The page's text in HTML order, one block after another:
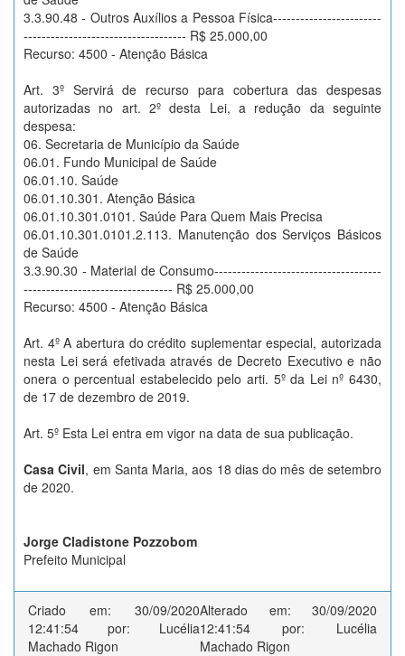
3.3.90.48 - Outros Auxílios a Pessoa Física------------------------
------------------------------------ R$ 25.000,00
Recurso: 4500 - Atenção Básica
Art. 3º Servirá de recurso para cobertura das despesas
autorizadas no art. 2º desta Lei, a redução da seguinte
despesa:
06. Secretaria de Município da Saúde
06.01. Fundo Municipal de Saúde
06.01.10. Saúde
06.01.10.301. Atenção Básica
06.01.10.301.0101. Saúde Para Quem Mais Precisa
06.01.10.301.0101.2.113. Manutenção dos Serviços Básicos
de Saúde
3.3.90.30 - Material de Consumo-------------------------------------
--------------------------------- R$ 25.000,00
Recurso: 4500 - Atenção Básica
Art. 4º A abertura do crédito suplementar especial, autorizada
nesta Lei será efetivada através de Decreto Executivo e não
onera o percentual estabelecido pelo arti. 5º da Lei nº 6430,
de 17 de dezembro de 2019.
Art. 5º Esta Lei entra em vigor na data de sua publicação.
Casa Civil, em Santa Maria, aos 18 dias do mês de setembro
de 2020.
Jorge Cladistone Pozzobom
Prefeito Municipal
Criado em: 30/09/2020
12:41:54 por: Lucélia
Machado Rigon
Alterado em: 30/09/2020
12:41:54 por: Lucélia
Machado Rigon